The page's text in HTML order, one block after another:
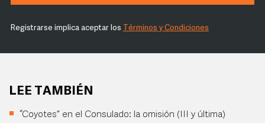
Registrarse implica aceptar los Términos y Condiciones
LEE TAMBIÉN
“Coyotes” en el Consulado: la omisión (III y última)